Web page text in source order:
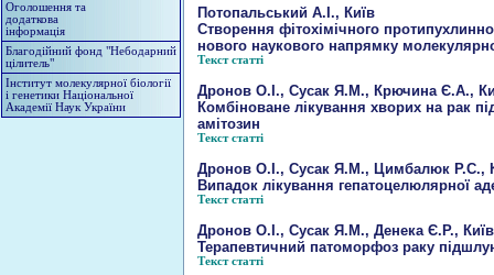
Оголошення та
додаткова
інформація
Благодійний фонд "Небодарний
цілитель"
Інститут молекулярної біології
і генетики Національної
Академії Наук України
Потопальський А.І., Київ
Створення фітохімічного
нового наукового напрямку
Текст статті
Дронов О.І., Сусак Я.М., Крючина Є.А.,
Комбіноване лікування хворих на рак
амітозин
Текст статті
Дронов О.І., Сусак Я.М., Цимбалюк Р.С.,
Випадок лікування гепатоцелюлярної
Текст статті
Дронов О.І., Сусак Я.М., Денека Є.Р., Київ
Терапевтичний патоморфоз раку
Текст статті